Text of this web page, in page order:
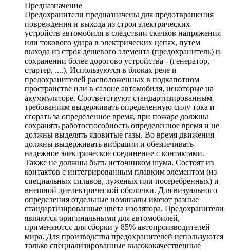
Предназначение
Предохранители предназначены для предотвращения
повреждения и выхода из строя электрических
устройств автомобиля в следствии скачков напряжения
или токового удара в электрических цепях, путем
выхода из строя дешевого элемента (предохранитель) и
сохранении более дорогово устройства - (генератор,
стартер, ....). Используются в блоках реле и
предохранителей расположенных в подкапотном
пространстве или в салоне автомобиля, некоторые на
акуммуляторе. Соответствуют стандартизированным
требованиям выдерживать определенную силу тока и
сгорать за определенное время, при пожаре должны
сохранять работоспособность определенное время и не
должны выделять ядовитые газы. Во время движения
должны выдерживать вибрации и обезпечивать
надежное электрическое соединение с контактами.
Также не должны быть источником шума. Состоят из
контактов с интегрированным плавким элементом (из
специальных сплавов, луженых или посеребренных) и
внешной диелектрической оболочки. Для визуального
определения отдельные номиналы имеют разные
стандартизированные цвета изолятора. Предохранители
являются оригинальными для автомобилей,
применяются для сборки у 85% автопроизводителей
мира. Для производства предохранителей используются
только специализированные высококачественные